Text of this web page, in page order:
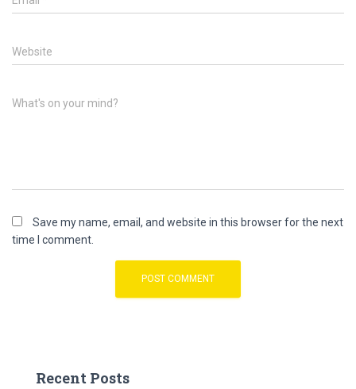
Website
What's on your mind?
Save my name, email, and website in this browser for the next
time I comment.
Recent Posts